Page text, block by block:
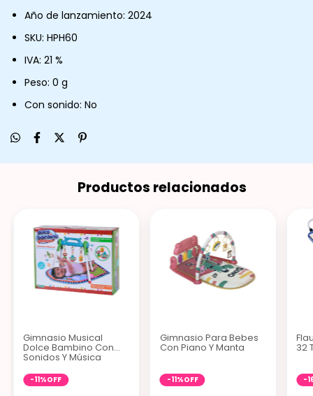
Año de lanzamiento: 2024
SKU: HPH60
IVA: 21 %
Peso: 0 g
Con sonido: No
Productos relacionados
Gimnasio Musical
Dolce Bambino Con
Sonidos Y Música
-11%OFF
Gimnasio Para Bebes
Con Piano Y Manta
-11%OFF
32
-